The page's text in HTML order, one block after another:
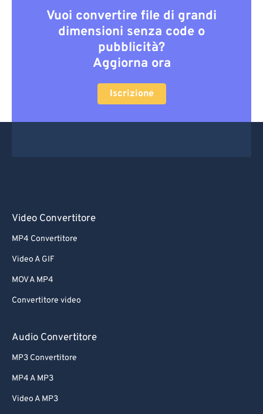
Vuoi convertire file di grandi
dimensioni senza code o
pubblicità?
Aggiorna ora
Iscrizione
Video Convertitore
MP4 Convertitore
Video A GIF
MOV A MP4
Convertitore video
Audio Convertitore
MP3 Convertitore
MP4 A MP3
Video A MP3